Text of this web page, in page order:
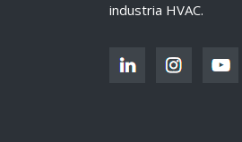
industria HVAC.